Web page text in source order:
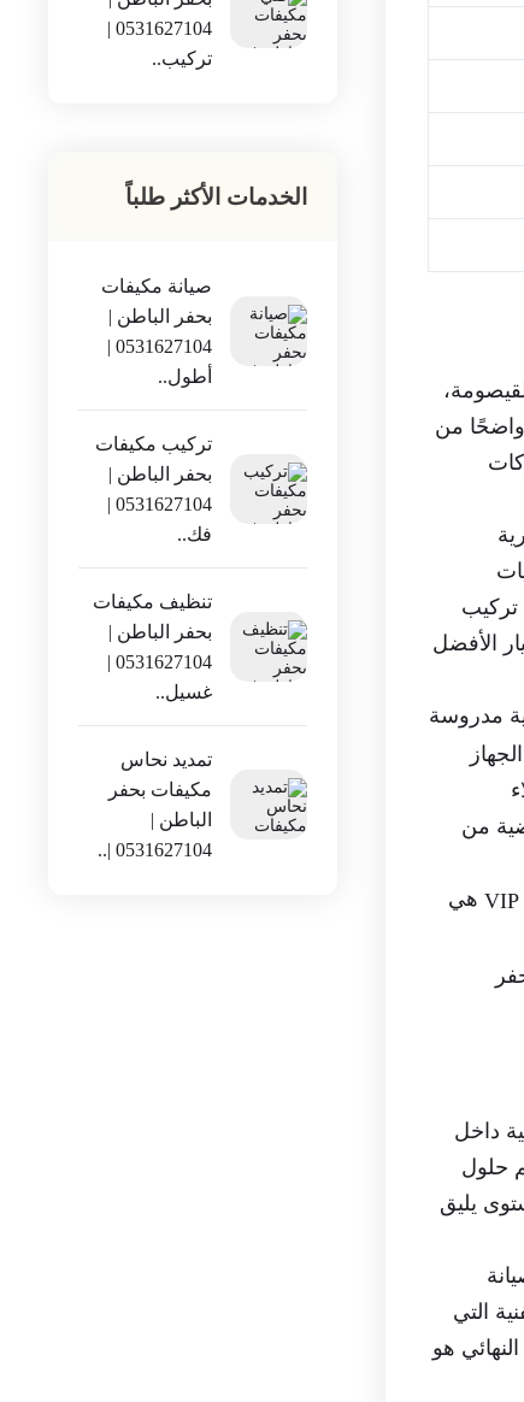
واضحًا من
تركيب
الأفضل
مدروسة
من
هي
داخل
حلول
يليق
التي
هو
0531627104 |
تركيب..
الخدمات الأكثر طلباً
صيانة مكيفات
بحفر الباطن |
0531627104 |
أطول..
تركيب مكيفات
بحفر الباطن |
0531627104 |
فك..
تنظيف مكيفات
بحفر الباطن |
0531627104 |
غسيل..
تمديد نحاس
مكيفات بحفر
الباطن |
0531627104 |..